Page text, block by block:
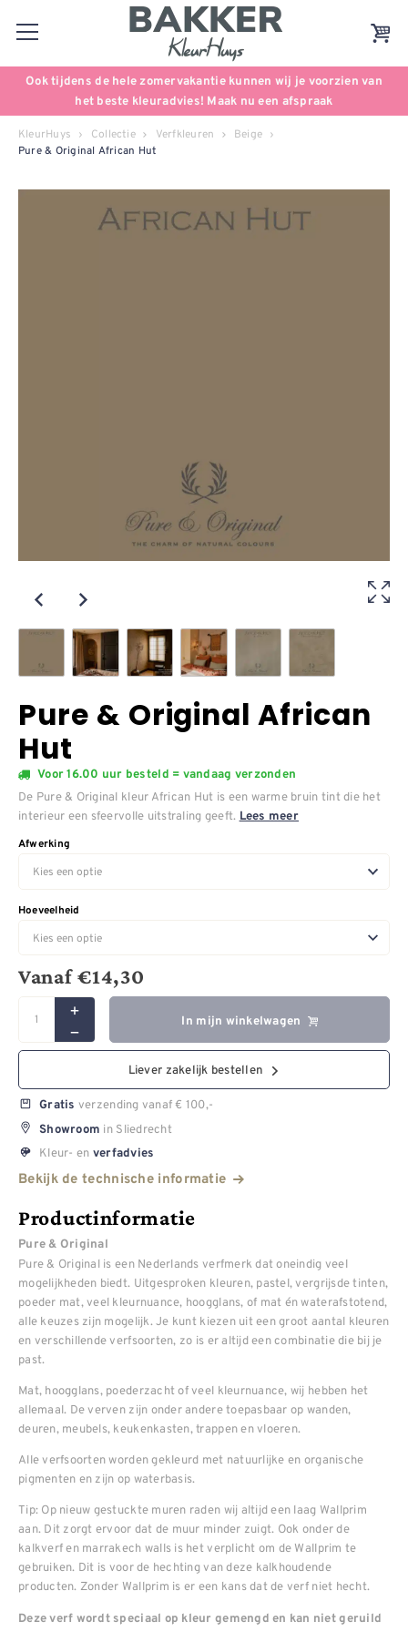
Ook tijdens de hele zomervakantie kunnen wij je voorzien van
het beste kleuradvies! Maak nu een afspraak
KleurHuys Collectie Verfkleuren Beige
Pure & Original African Hut
Pure & Original African
Hut
Voor 16.00 uur besteld = vandaag verzonden
De Pure & Original kleur African Hut is een warme bruin tint die het
interieur een sfeervolle uitstraling geeft. Lees meer
Afwerking
Hoeveelheid
Vanaf€14,30
In mijn winkelwagen
Liever zakelijk bestellen
Gratis verzending vanaf € 100,-
Showroom in Sliedrecht
Kleur- en verfadvies
Bekijk de technische informatie
Productinformatie
Pure & Original
Pure & Original is een Nederlands verfmerk dat oneindig veel
mogelijkheden biedt. Uitgesproken kleuren, pastel, vergrijsde tinten,
poeder mat, veel kleurnuance, hoogglans, of mat én waterafstotend,
alle keuzes zijn mogelijk. Je kunt kiezen uit een groot aantal kleuren
en verschillende verfsoorten, zo is er altijd een combinatie die bij je
past.
Mat, hoogglans, poederzacht of veel kleurnuance, wij hebben het
allemaal. De verven zijn onder andere toepasbaar op wanden,
deuren, meubels, keukenkasten, trappen en vloeren.
Alle verfsoorten worden gekleurd met natuurlijke en organische
pigmenten en zijn op waterbasis.
Tip: Op nieuw gestuckte muren raden wij altijd een laag Wallprim
aan. Dit zorgt ervoor dat de muur minder zuigt. Ook onder de
kalkverf en marrakech walls is het verplicht om de Wallprim te
gebruiken. Dit is voor de hechting van deze kalkhoudende
producten. Zonder Wallprim is er een kans dat de verf niet hecht.
Deze verf wordt speciaal op kleur gemengd en kan niet geruild